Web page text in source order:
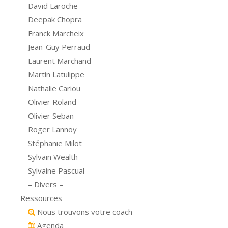
David Laroche
Deepak Chopra
Franck Marcheix
Jean-Guy Perraud
Laurent Marchand
Martin Latulippe
Nathalie Cariou
Olivier Roland
Olivier Seban
Roger Lannoy
Stéphanie Milot
Sylvain Wealth
Sylvaine Pascual
– Divers –
Ressources
Nous trouvons votre coach
Agenda